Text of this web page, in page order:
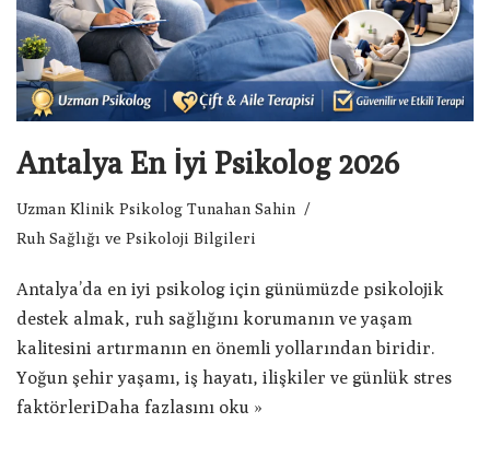
Antalya En İyi Psikolog 2026
Uzman Klinik Psikolog Tunahan Sahin
Ruh Sağlığı ve Psikoloji Bilgileri
Antalya’da en iyi psikolog için günümüzde psikolojik
destek almak, ruh sağlığını korumanın ve yaşam
kalitesini artırmanın en önemli yollarından biridir.
Yoğun şehir yaşamı, iş hayatı, ilişkiler ve günlük stres
faktörleriDaha fazlasını oku »